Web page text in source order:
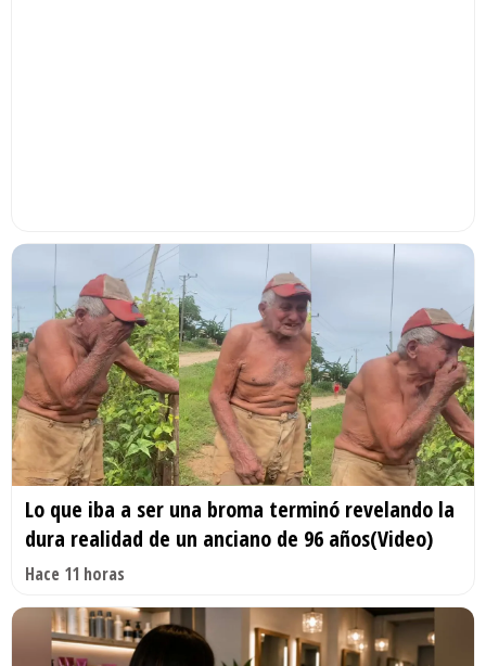
Lo que iba a ser una broma terminó revelando la
dura realidad de un anciano de 96 años(Video)
Hace 11 horas